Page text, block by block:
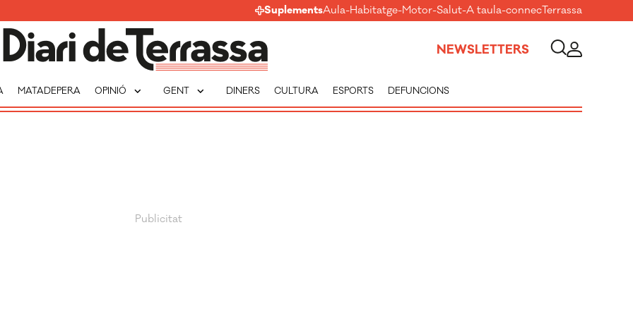
SuplementsAula-Habitatge-Motor-Salut-A taula-connecTerrassa
NEWSLETTERS
MATADEPERA OPINIÓ expand_more GENT expand_more DINERS CULTURA ESPORTS DEFUNCIONS